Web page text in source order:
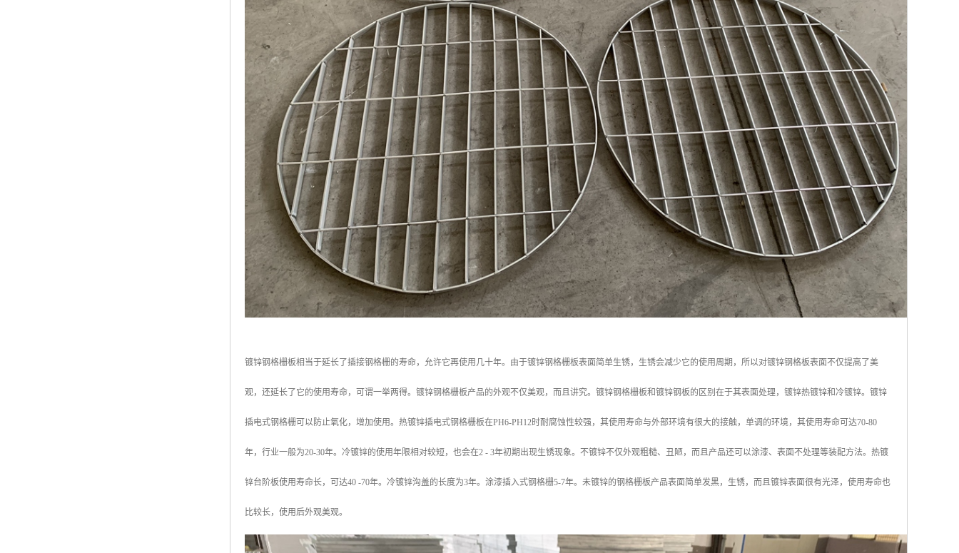
镀锌钢格栅板相当于延长了插接钢格栅的寿命，允许它再使用几十年。由于镀锌钢格栅板表面简单生锈，生锈会减少它的使用周期，所以对镀锌钢格板表面不仅提高了美
观，还延长了它的使用寿命，可谓一举两得。镀锌钢格栅板产品的外观不仅美观，而且讲究。镀锌钢格栅板和镀锌钢板的区别在于其表面处理，镀锌热镀锌和冷镀锌。镀锌
插电式钢格栅可以防止氧化，增加使用。热镀锌插电式钢格栅板在PH6-PH12时耐腐蚀性较强，其使用寿命与外部环境有很大的接触，单调的环境，其使用寿命可达70-80
年，行业一般为20-30年。冷镀锌的使用年限相对较短，也会在2 - 3年初期出现生锈现象。不镀锌不仅外观粗糙、丑陋，而且产品还可以涂漆、表面不处理等装配方法。热镀
锌台阶板使用寿命长，可达40 -70年。冷镀锌沟盖的长度为3年。涂漆插入式钢格栅5-7年。未镀锌的钢格栅板产品表面简单发黑，生锈，而且镀锌表面很有光泽，使用寿命也
比较长，使用后外观美观。